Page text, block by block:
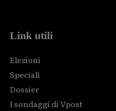
Link utili
Elezioni
Speciali
Dossier
I sondaggi di Vpost